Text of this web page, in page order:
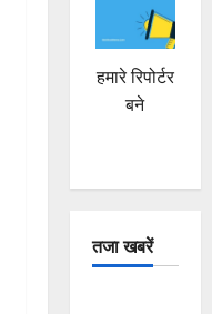
हमारे रिपोर्टर
बने
तजा खबरें